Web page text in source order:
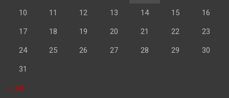
10 11 12 13 14 15 16
17 18 19 20 21 22 23
24 25 26 27 28 29 30
31
« Jul